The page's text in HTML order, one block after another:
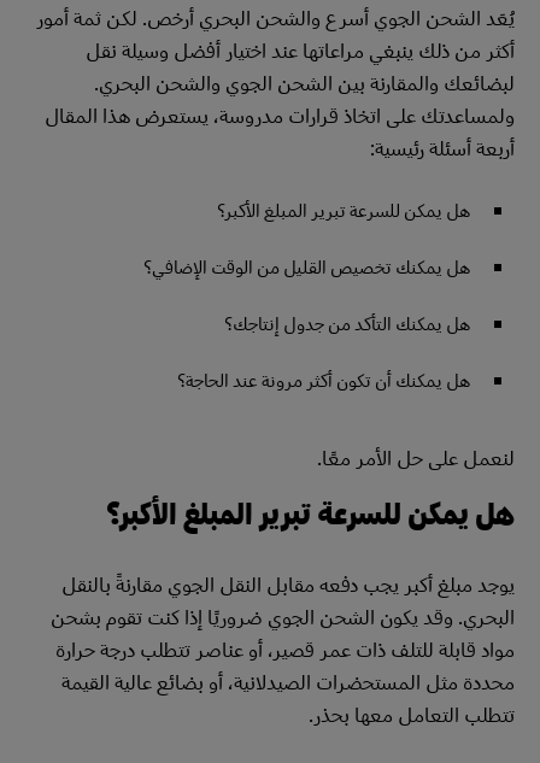
يُعَد الشحن الجوي أسرع والشحن البحري أرخص. لكن ثمة أمور
أكثر من ذلك ينبغي مراعاتها عند اختيار أفضل وسيلة نقل
لبضائعك والمقارنة بين الشحن الجوي والشحن البحري.
ولمساعدتك على اتخاذ قرارات مدروسة، يستعرض هذا المقال
أربعة أسئلة رئيسية:
هل يمكن للسرعة تبرير المبلغ الأكبر؟
هل يمكنك تخصيص القليل من الوقت الإضافي؟
هل يمكنك التأكد من جدول إنتاجك؟
هل يمكنك أن تكون أكثر مرونة عند الحاجة؟
لنعمل على حل الأمر معًا.
هل يمكن للسرعة تبرير المبلغ الأكبر؟
يوجد مبلغ أكبر يجب دفعه مقابل النقل الجوي مقارنةً بالنقل
البحري. وقد يكون الشحن الجوي ضروريًا إذا كنت تقوم بشحن
مواد قابلة للتلف ذات عمر قصير، أو عناصر تتطلب درجة حرارة
محددة مثل المستحضرات الصيدلانية، أو بضائع عالية القيمة
تتطلب التعامل معها بحذر.